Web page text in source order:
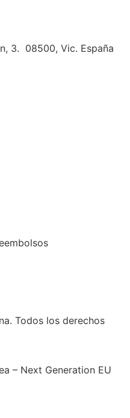
3. 08500, Vic. España
Todos los derechos
– Next Generation EU